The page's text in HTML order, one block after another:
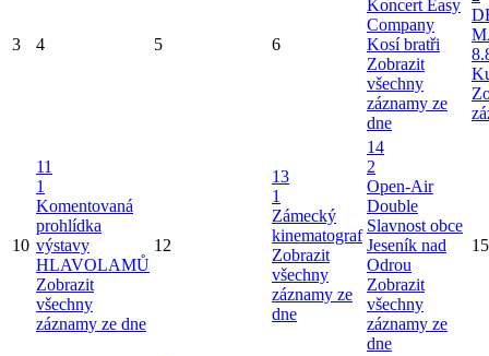
3 4 5 6
Koncert Easy
Company
Kosí bratři
Zobrazit
všechny
záznamy ze
dne
10
11
1
Komentovaná
prohlídka
výstavy
HLAVOLAMŮ
Zobrazit
všechny
záznamy ze dne
12
13
1
Zámecký
kinematograf
Zobrazit
všechny
záznamy ze
dne
14
2
Open-Air
Double
Slavnost obce
Jeseník nad
Odrou
Zobrazit
všechny
záznamy ze
dne
15